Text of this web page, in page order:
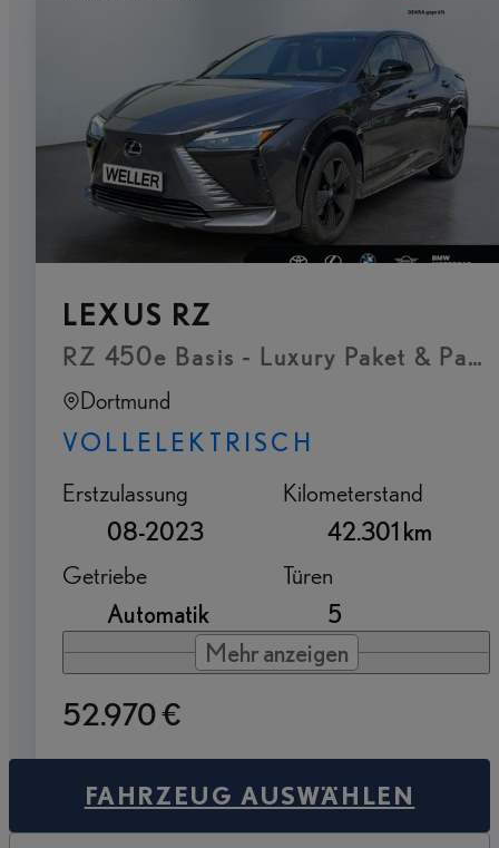
LEXUS RZ
RZ 450e Basis - Luxury Paket &
Dortmund
VOLLELEKTRISCH
Erstzulassung
08-2023
Kilometerstand
42.301 km
Getriebe
Automatik
Türen
5
Mehr anzeigen
52.970 €
FAHRZEUG AUSWÄHLEN